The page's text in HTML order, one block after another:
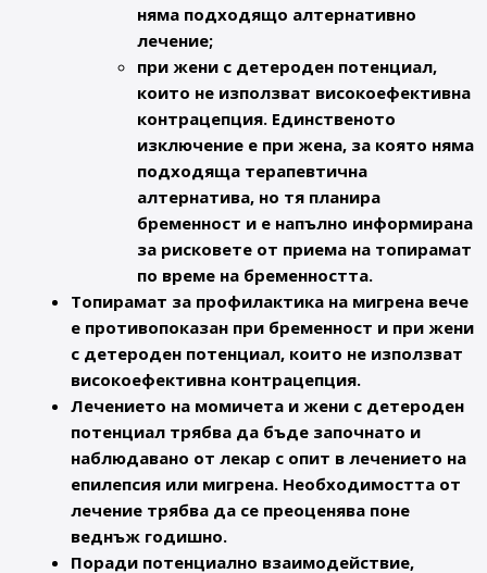
няма подходящо алтернативно
лечение;
при жени с детероден потенциал,
които не използват високоефективна
контрацепция. Единственото
изключение е при жена, за която няма
подходяща терапевтична
алтернатива, но тя планира
бременност и е напълно информирана
за рисковете от приема на топирамат
по време на бременността.
Топирамат за профилактика на мигрена вече
е противопоказан при бременност и при жени
с детероден потенциал, които не използват
високоефективна контрацепция.
Лечението на момичета и жени с детероден
потенциал трябва да бъде започнато и
наблюдавано от лекар с опит в лечението на
епилепсия или мигрена. Необходимостта от
лечение трябва да се преоценява поне
веднъж годишно.
Поради потенциално взаимодействие,